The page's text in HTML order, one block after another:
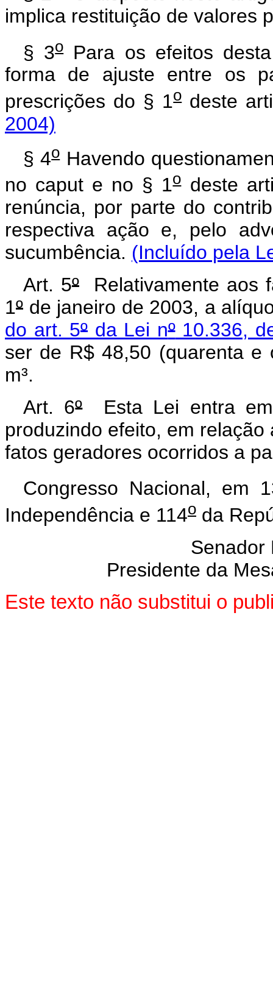
implica restituição de valores
§ 3oPara os efeitos desta
forma de ajuste entre os
prescrições do § 1odeste
2004)
§ 4oHavendo
no caput e no § 1odeste
renúncia, por parte do
respectiva ação e, pelo
sucumbência. (Incluído pela
Art. 5ºRelativamente aos
1º de janeiro de 2003, a
do art. 5º da Lei nº10.336,
ser de R$ 48,50 (quarenta e
m³.
Art. 6ºEsta Lei entra em
produzindo efeito, em
fatos geradores ocorridos a
Congresso Nacional, em
Independência e 114o da
Senador
Presidente da
Este texto não substitui o